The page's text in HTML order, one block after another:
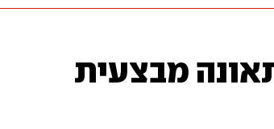
מבצעית